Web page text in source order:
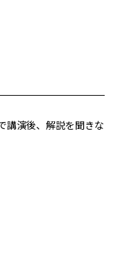
講演後、解説を聞きな